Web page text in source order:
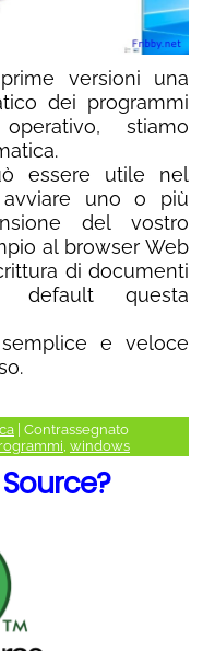
versioni una
dei programmi
stiamo
essere utile nel
uno o più
del vostro
al browser Web
di documenti
questa
e veloce
| Contrassegnato
windows